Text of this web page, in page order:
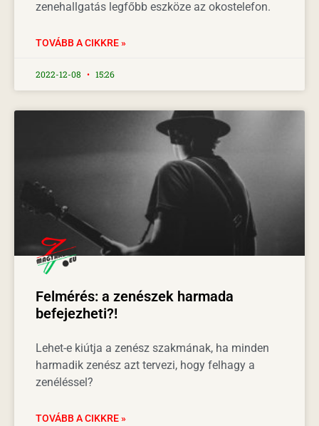
zenehallgatás legfőbb eszköze az okostelefon.
TOVÁBB A CIKKRE »
2022-12-08 15:26
Felmérés: a zenészek harmada
befejezheti?!
Lehet-e kiútja a zenész szakmának, ha minden
harmadik zenész azt tervezi, hogy felhagy a
zenéléssel?
TOVÁBB A CIKKRE »